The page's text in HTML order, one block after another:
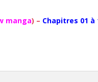
manga) – Chapitres 01 à